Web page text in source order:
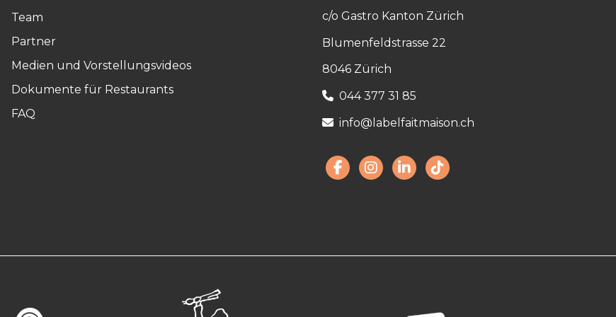
Team
Partner
Medien und Vorstellungsvideos
Dokumente für Restaurants
FAQ
c/o Gastro Kanton Zürich
Blumenfeldstrasse 22
8046 Zürich
044 377 31 85
info@labelfaitmaison.ch